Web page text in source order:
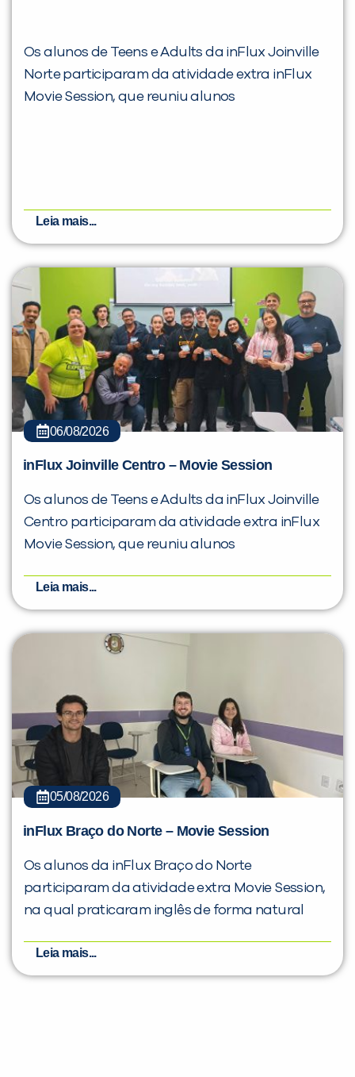
Os alunos de Teens e Adults da inFlux Joinville
Norte participaram da atividade extra inFlux
Movie Session, que reuniu alunos
Leia mais...
06/08/2026
inFlux Joinville Centro – Movie Session
Os alunos de Teens e Adults da inFlux Joinville
Centro participaram da atividade extra inFlux
Movie Session, que reuniu alunos
Leia mais...
05/08/2026
inFlux Braço do Norte – Movie Session
Os alunos da inFlux Braço do Norte
participaram da atividade extra Movie Session,
na qual praticaram inglês de forma natural
Leia mais...